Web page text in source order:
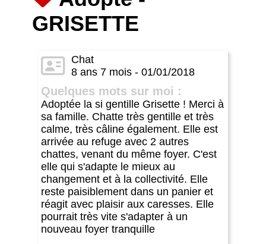
GRISETTE
Chat
8 ans 7 mois - 01/01/2018
Quelques mots sur moi :
Adoptée la si gentille Grisette ! Merci à
sa famille. Chatte très gentille et très
calme, très câline également. Elle est
arrivée au refuge avec 2 autres
chattes, venant du même foyer. C'est
elle qui s'adapte le mieux au
changement et à la collectivité. Elle
reste paisiblement dans un panier et
réagit avec plaisir aux caresses. Elle
pourrait très vite s'adapter à un
nouveau foyer tranquille